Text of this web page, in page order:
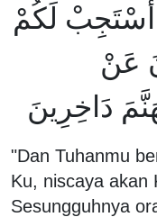
لَكُمْ
عَنْ
دَاخِرِينَ
"Dan Tuhanmu
Ku, niscaya akan
Sesungguhnya